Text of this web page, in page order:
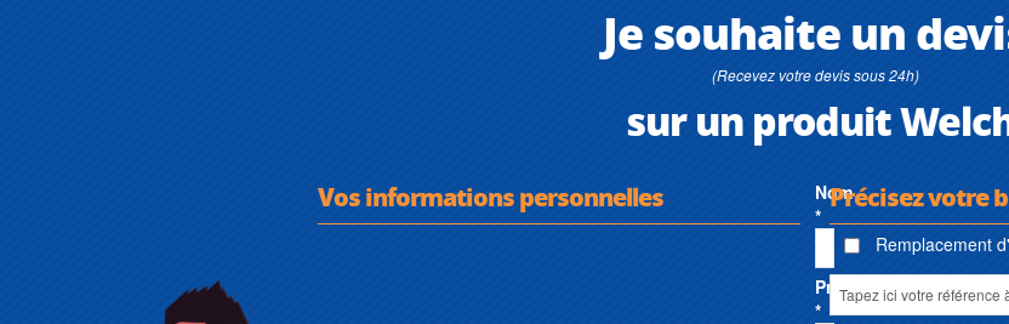
Je souhaite un
(Recevez votre devis sous 24h)
sur un produit
Vos informations personnelles
Nom
*
Prénom
*
Précisez votre
Remplacement